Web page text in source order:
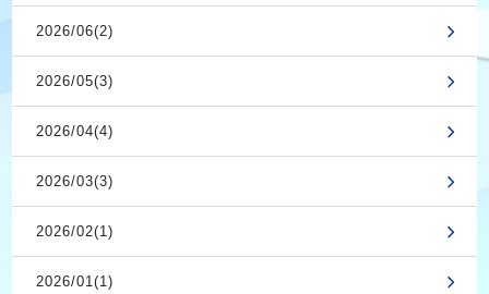
2026/06(2)
2026/05(3)
2026/04(4)
2026/03(3)
2026/02(1)
2026/01(1)